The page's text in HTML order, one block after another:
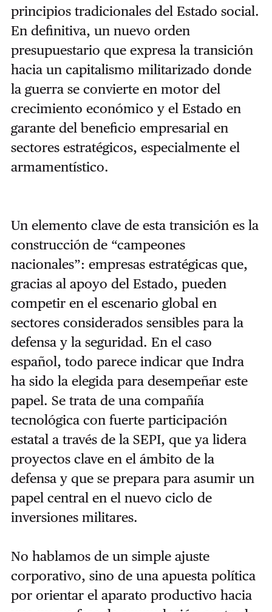
principios tradicionales del Estado social.
En definitiva, un nuevo orden
presupuestario que expresa la transición
hacia un capitalismo militarizado donde
la guerra se convierte en motor del
crecimiento económico y el Estado en
garante del beneficio empresarial en
sectores estratégicos, especialmente el
armamentístico.
Un elemento clave de esta transición es la
construcción de “campeones
nacionales”: empresas estratégicas que,
gracias al apoyo del Estado, pueden
competir en el escenario global en
sectores considerados sensibles para la
defensa y la seguridad. En el caso
español, todo parece indicar que Indra
ha sido la elegida para desempeñar este
papel. Se trata de una compañía
tecnológica con fuerte participación
estatal a través de la SEPI, que ya lidera
proyectos clave en el ámbito de la
defensa y que se prepara para asumir un
papel central en el nuevo ciclo de
inversiones militares.
No hablamos de un simple ajuste
corporativo, sino de una apuesta política
por orientar el aparato productivo hacia